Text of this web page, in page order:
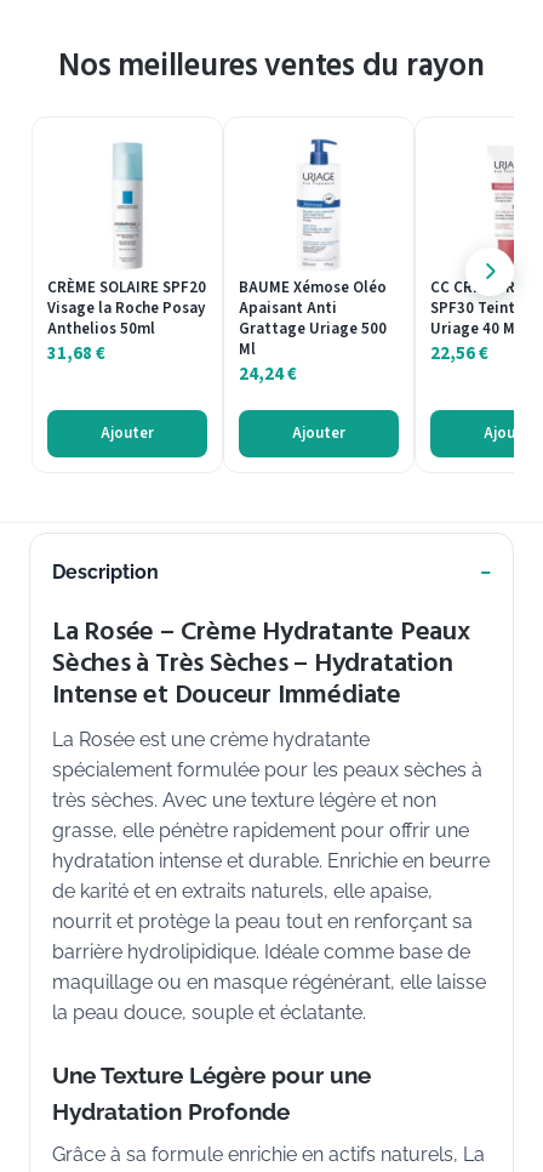
Nos meilleures ventes du rayon
CRÈME SOLAIRE SPF20
Visage la Roche Posay
Anthelios 50ml
31,68€
Ajouter
BAUME Xémose Oléo
Apaisant Anti
Grattage Uriage 500
Ml
24,24€
Ajouter
CC CRÈME
SPF30 Teinte
Uriage 40 Ml
22,56€
Ajouter
Description
La Rosée – Crème Hydratante Peaux
Sèches à Très Sèches – Hydratation
Intense et Douceur Immédiate
La Rosée est une crème hydratante
spécialement formulée pour les peaux sèches à
très sèches. Avec une texture légère et non
grasse, elle pénètre rapidement pour offrir une
hydratation intense et durable. Enrichie en beurre
de karité et en extraits naturels, elle apaise,
nourrit et protège la peau tout en renforçant sa
barrière hydrolipidique. Idéale comme base de
maquillage ou en masque régénérant, elle laisse
la peau douce, souple et éclatante.
Une Texture Légère pour une
Hydratation Profonde
Grâce à sa formule enrichie en actifs naturels, La